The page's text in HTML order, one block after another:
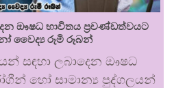
ඖෂධ භාවිතය ප්‍රචණ්ඩත්වයට
වෛද්‍ය රූමි රූබන්
සඳහා ලබාදෙන ඖෂධ
හෝ සාමාන්‍ය පුද්ගලයන්